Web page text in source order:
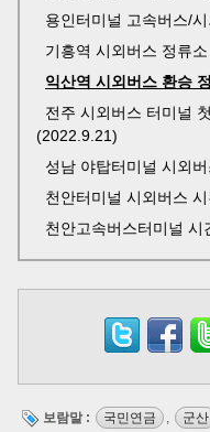
용인터미널 고속버스/
기흥역 시외버스 정류
익산역 시외버스 환승
전주 시외버스 터미널
(2022.9.21)
성남 야탑터미널 시외
천안터미널 시외버스
천안고속버스터미널
보람말 : 국민연금 , 군산